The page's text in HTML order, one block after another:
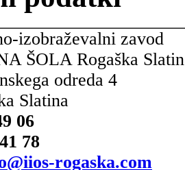
izobraževalni zavod
ŠOLA Rogaška
odreda 4
Slatina
06
78
rogaska.com